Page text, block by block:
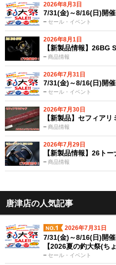
2026年8月3日
セール・イベント
7/31(金)～8/16(日)開
2026年8月1日
商品情報
【新製品情報】26BG
2026年7月31日
セール・イベント
7/31(金)～8/16(日)開
2026年7月30日
商品情報
【新製品】セフィア
2026年7月29日
商品情報
【新製品情報】26ト
唐津店の人気記事
2026年7月31日
セール・イベント
7/31(金)～8/16(日)開
【2026夏の釣大祭(ち